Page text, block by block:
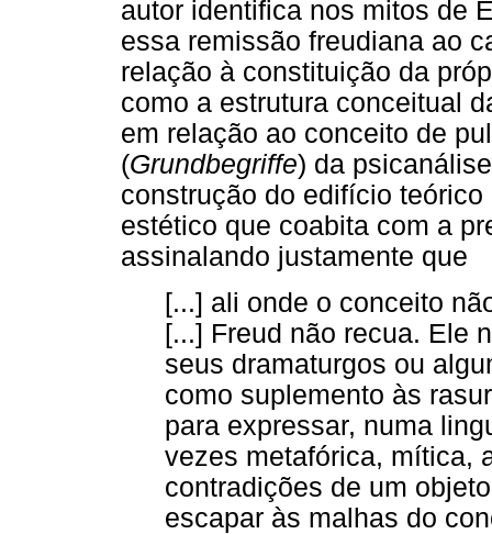
autor identifica nos mitos de
essa remissão freudiana ao
relação à constituição da
como a estrutura conceitual
em relação ao conceito de
(Grundbegriffe) da
construção do edifício
estético que coabita com a
assinalando justamente que
[...] ali onde o conceito
[...] Freud não recua. Ele
seus dramaturgos ou
como suplemento às
para expressar, numa
vezes metafórica, mítica,
contradições de um
escapar às malhas do